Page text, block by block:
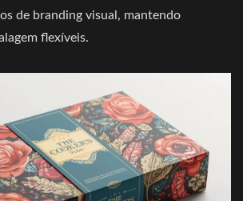
de branding visual, mantendo
flexíveis.